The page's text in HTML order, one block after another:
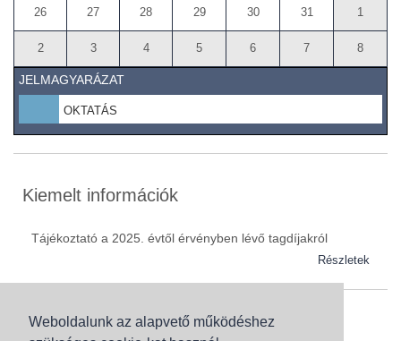
Weboldalunk az alapvető működéshez
26 27 28 29 30 31 1
2 3 4 5 6 7 8
JELMAGYARÁZAT
OKTATÁS
Kiemelt információk
Tájékoztató a 2025. évtől érvényben lévő tagdíjakról
Részletek
Szaknévsor